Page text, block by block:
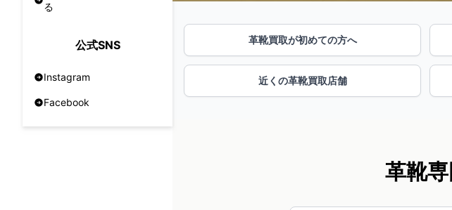
る
公式SNS
Instagram
Facebook
革靴買取が初めての方へ
近くの革靴買取店舗
革靴